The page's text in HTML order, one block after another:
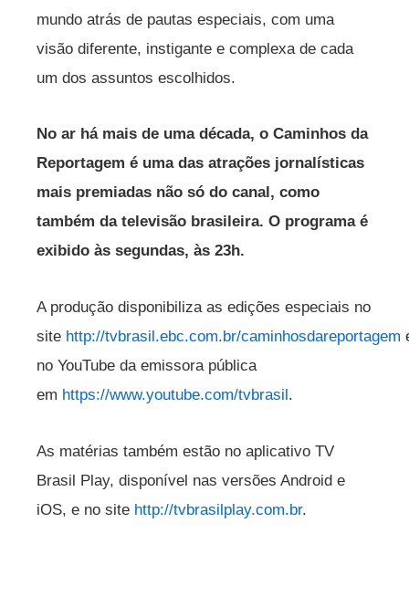
mundo atrás de pautas especiais, com uma
visão diferente, instigante e complexa de cada
um dos assuntos escolhidos.
No ar há mais de uma década, o Caminhos da
Reportagem é uma das atrações jornalísticas
mais premiadas não só do canal, como
também da televisão brasileira. O programa é
exibido às segundas, às 23h.
A produção disponibiliza as edições especiais no
site http://tvbrasil.ebc.com.br/caminhosdareportagem
no YouTube da emissora pública
em https://www.youtube.com/tvbrasil.
As matérias também estão no aplicativo TV
Brasil Play, disponível nas versões Android e
iOS, e no site http://tvbrasilplay.com.br.